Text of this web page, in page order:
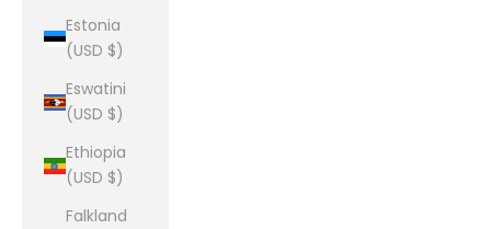
Estonia
(USD $)
Eswatini
(USD $)
Ethiopia
(USD $)
Falkland